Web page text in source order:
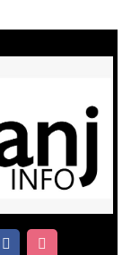
প্রতিবাদে
তবুও আখের